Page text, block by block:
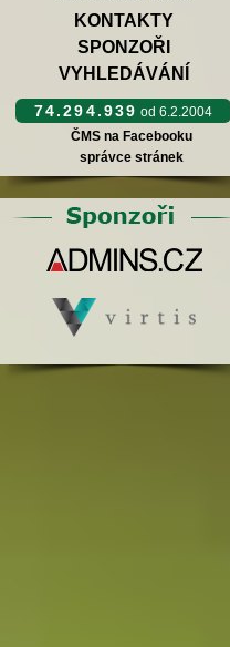
KONTAKTY
SPONZOŘI
VYHLEDÁVÁNÍ
74.294.939 od 6.2.2004
ČMS na Facebooku
správce stránek